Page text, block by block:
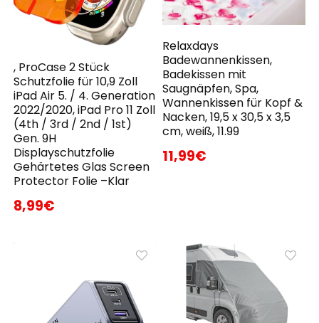
, ProCase 2 Stück
Schutzfolie für 10,9 Zoll
iPad Air 5. / 4. Generation
2022/2020, iPad Pro 11 Zoll
(4th / 3rd / 2nd / 1st)
Gen. 9H
Displayschutzfolie
Gehärtetes Glas Screen
Protector Folie –Klar
8,99€
Relaxdays
Badewannenkissen,
Badekissen mit
Saugnäpfen, Spa,
Wannenkissen für Kopf &
Nacken, 19,5 x 30,5 x 3,5
cm, weiß, 11.99
11,99€